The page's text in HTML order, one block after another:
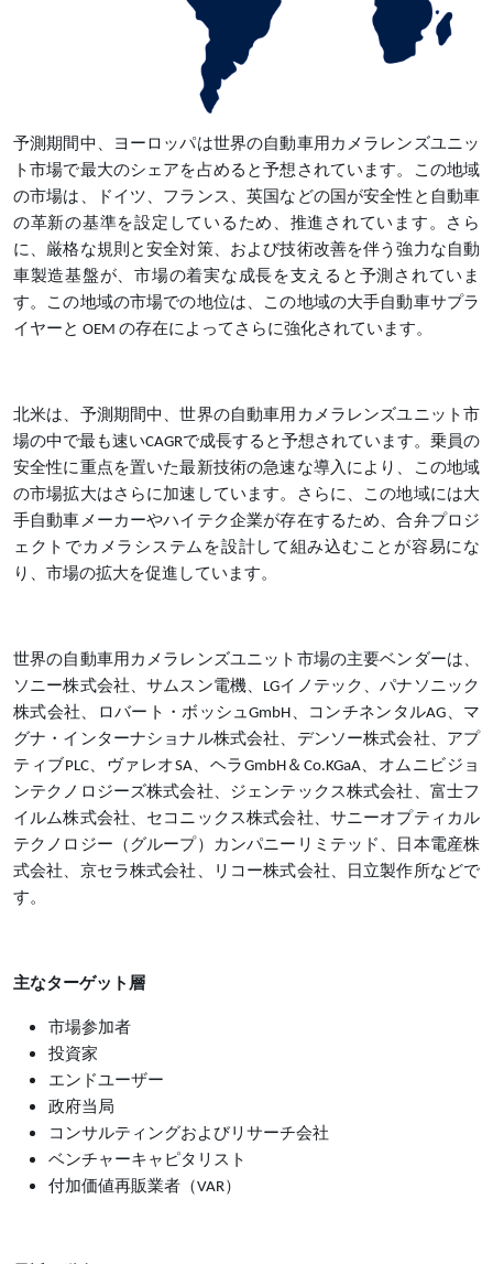
予測期間中、ヨーロッパは世界の自動車用カメラレンズユニッ
ト市場で最大のシェアを占めると予想されています。この地域
の市場は、ドイツ、フランス、英国などの国が安全性と自動車
の革新の基準を設定しているため、推進されています。さら
に、厳格な規則と安全対策、および技術改善を伴う強力な自動
車製造基盤が、市場の着実な成長を支えると予測されていま
す。この地域の市場での地位は、この地域の大手自動車サプラ
イヤーと OEM の存在によってさらに強化されています。
北米は、予測期間中、世界の自動車用カメラレンズユニット市
場の中で最も速いCAGRで成長すると予想されています。乗員の
安全性に重点を置いた最新技術の急速な導入により、この地域
の市場拡大はさらに加速しています。さらに、この地域には大
手自動車メーカーやハイテク企業が存在するため、合弁プロジ
ェクトでカメラシステムを設計して組み込むことが容易にな
り、市場の拡大を促進しています。
世界の自動車用カメラレンズユニット市場の主要ベンダーは、
ソニー株式会社、サムスン電機、LGイノテック、パナソニック
株式会社、ロバート・ボッシュGmbH、コンチネンタルAG、マ
グナ・インターナショナル株式会社、デンソー株式会社、アプ
ティブPLC、ヴァレオSA、ヘラGmbH＆Co.KGaA、オムニビジョ
ンテクノロジーズ株式会社、ジェンテックス株式会社、富士フ
イルム株式会社、セコニックス株式会社、サニーオプティカル
テクノロジー（グループ）カンパニーリミテッド、日本電産株
式会社、京セラ株式会社、リコー株式会社、日立製作所などで
す。
主なターゲット層
市場参加者
投資家
エンドユーザー
政府当局
コンサルティングおよびリサーチ会社
ベンチャーキャピタリスト
付加価値再販業者（VAR）